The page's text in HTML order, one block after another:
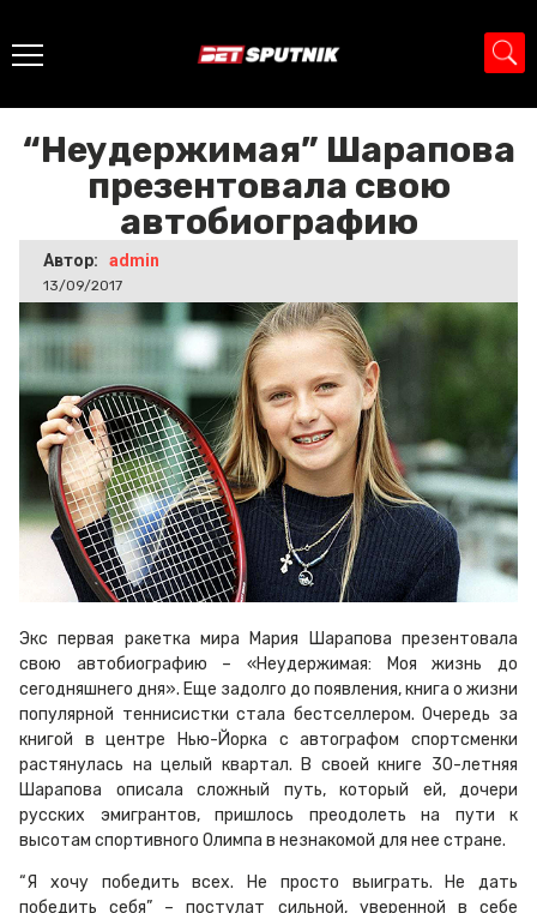
“Неудержимая” Шарапова
презентовала свою
автобиографию
Автор: admin
13/09/2017
Экс первая ракетка мира Мария Шарапова презентовала
свою автобиографию – «Неудержимая: Моя жизнь до
сегодняшнего дня». Еще задолго до появления, книга о жизни
популярной теннисистки стала бестселлером. Очередь за
книгой в центре Нью-Йорка с автографом спортсменки
растянулась на целый квартал. В своей книге 30-летняя
Шарапова описала сложный путь, который ей, дочери
русских эмигрантов, пришлось преодолеть на пути к
высотам спортивного Олимпа в незнакомой для нее стране.
“Я хочу победить всех. Не просто выиграть. Не дать
победить себя” – постулат сильной, уверенной в себе